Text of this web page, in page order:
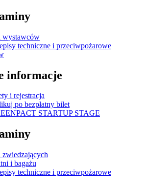
wystawców
techniczne i przeciwpożarowe
informacje
i rejestracja
po bezpłatny bilet
STARTUP STAGE
zwiedzających
i bagażu
techniczne i przeciwpożarowe